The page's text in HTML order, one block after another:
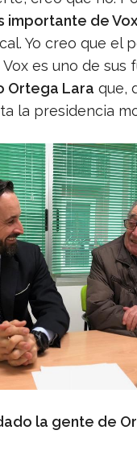
importante de Vox
Yo creo que el
es uno de sus
Ortega Lara que,
la presidencia
la gente de